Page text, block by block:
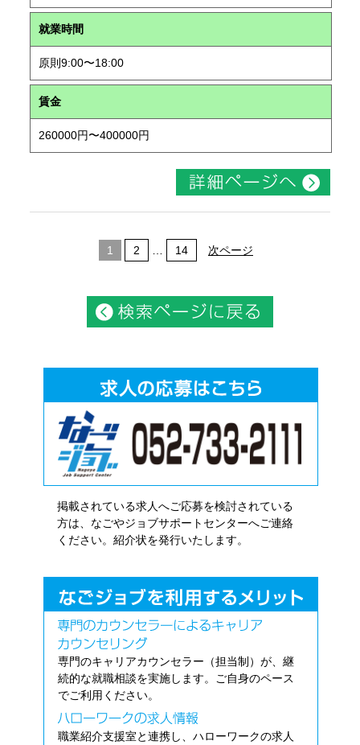
就業時間
原則9:00〜18:00
賃金
260000円〜400000円
1 2 14 次ページ
掲載されている求人へご応募を検討されている
方は、なごやジョブサポートセンターへご連絡
ください。紹介状を発行いたします。
専門のキャリアカウンセラー（担当制）が、継
続的な就職相談を実施します。ご自身のペース
でご利用ください。
職業紹介支援室と連携し、ハローワークの求人